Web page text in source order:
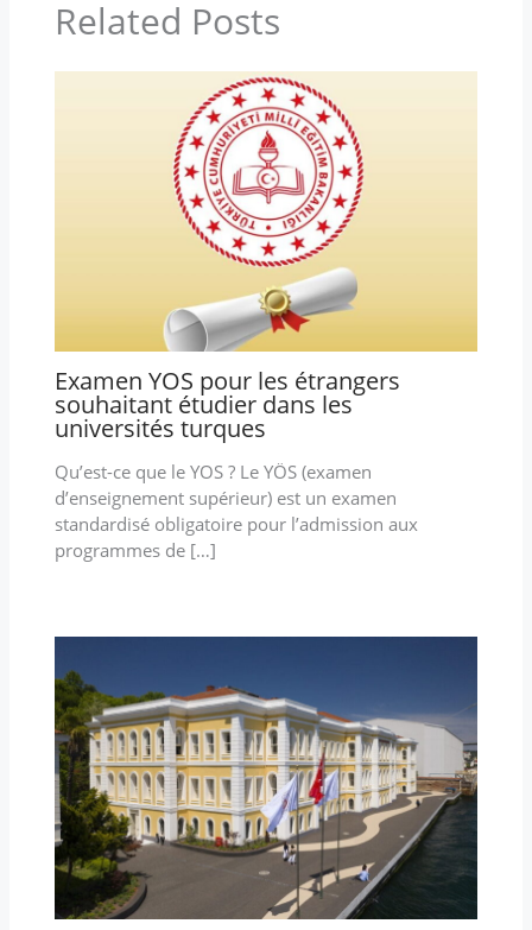
Related Posts
Examen YOS pour les étrangers
souhaitant étudier dans les
universités turques
Qu’est-ce que le YOS ? Le YÖS (examen
d’enseignement supérieur) est un examen
standardisé obligatoire pour l’admission aux
programmes de […]